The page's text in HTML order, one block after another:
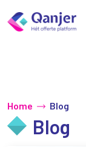
Home Blog
Blog